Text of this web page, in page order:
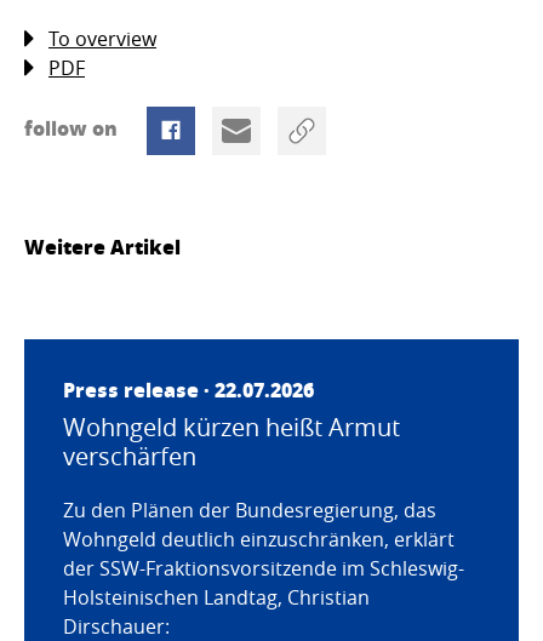
To overview
PDF
follow on
Weitere Artikel
Press release · 22.07.2026
Wohngeld kürzen heißt Armut
verschärfen
Zu den Plänen der Bundesregierung, das
Wohngeld deutlich einzuschränken, erklärt
der SSW-Fraktionsvorsitzende im Schleswig-
Holsteinischen Landtag, Christian
Dirschauer: